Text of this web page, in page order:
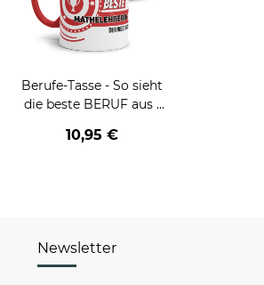
Berufe-Tasse - So sieht
die beste BERUF aus -
Frauen
10,95 €
Newsletter